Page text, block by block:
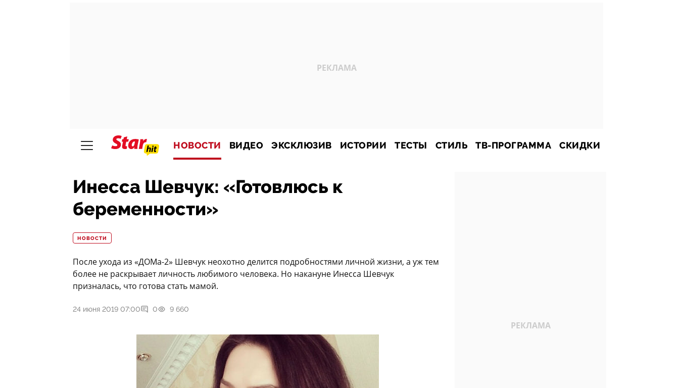
НОВОСТИ ВИДЕО ЭКСКЛЮЗИВ ИСТОРИИ ТЕСТЫ СТИЛЬ ТВ-ПРОГРАММА СКИДКИ
Инесса Шевчук: «Готовлюсь к
беременности»
НОВОСТИ
После ухода из «ДОМа-2» Шевчук неохотно делится подробностями личной жизни, а уж тем
более не раскрывает личность любимого человека. Но накануне Инесса Шевчук
призналась, что готова стать мамой.
24 июня 2019 07:00 0 9 660